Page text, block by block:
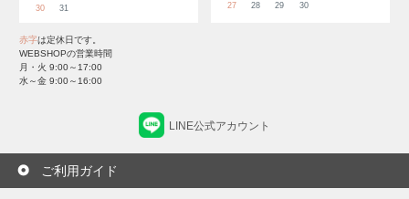
30
31
27
28 29 30
赤字は定休日です。
WEBSHOPの営業時間
月・火 9:00～17:00
水～金 9:00～16:00
LINE公式アカウント
ご利用ガイド